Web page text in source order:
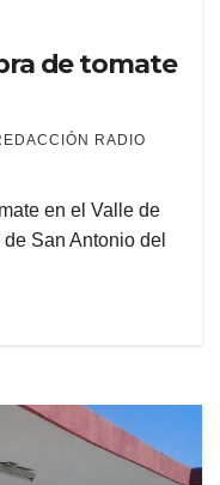
de tomate
RADIO
en el Valle de
San Antonio del